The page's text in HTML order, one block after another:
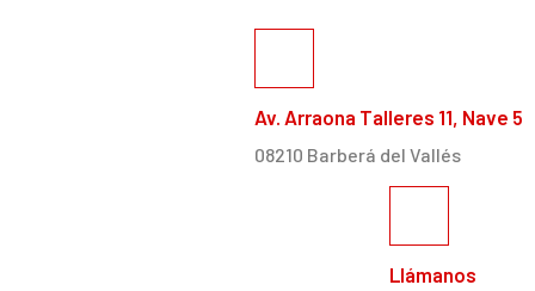
Av. Arraona Talleres 11, Nave 5
08210 Barberá del Vallés
Llámanos